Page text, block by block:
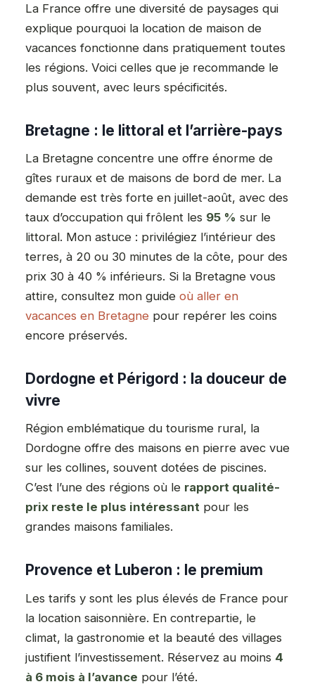
La France offre une diversité de paysages qui
explique pourquoi la location de maison de
vacances fonctionne dans pratiquement toutes
les régions. Voici celles que je recommande le
plus souvent, avec leurs spécificités.
Bretagne : le littoral et l’arrière-pays
La Bretagne concentre une offre énorme de
gîtes ruraux et de maisons de bord de mer. La
demande est très forte en juillet-août, avec des
taux d’occupation qui frôlent les 95 % sur le
littoral. Mon astuce : privilégiez l’intérieur des
terres, à 20 ou 30 minutes de la côte, pour des
prix 30 à 40 % inférieurs. Si la Bretagne vous
attire, consultez mon guide où aller en
vacances en Bretagne pour repérer les coins
encore préservés.
Dordogne et Périgord : la douceur de
vivre
Région emblématique du tourisme rural, la
Dordogne offre des maisons en pierre avec vue
sur les collines, souvent dotées de piscines.
C’est l’une des régions où le rapport qualité-
prix reste le plus intéressant pour les
grandes maisons familiales.
Provence et Luberon : le premium
Les tarifs y sont les plus élevés de France pour
la location saisonnière. En contrepartie, le
climat, la gastronomie et la beauté des villages
justifient l’investissement. Réservez au moins 4
à 6 mois à l’avance pour l’été.